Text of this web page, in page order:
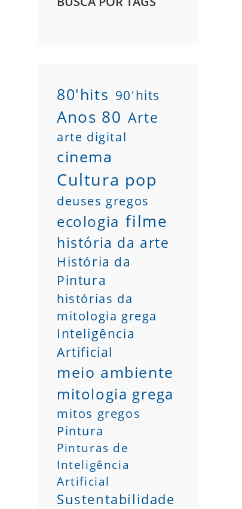
80'hits 90'hits
Anos 80 Arte
arte digital
cinema
Cultura pop
deuses gregos
ecologia filme
história da arte
História da
Pintura
histórias da
mitologia grega
Inteligência
Artificial
meio ambiente
mitologia grega
mitos gregos
Pintura
Pinturas de
Inteligência
Artificial
Sustentabilidade